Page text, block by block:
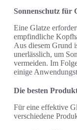
Sonnenschutz für
Eine Glatze
empfindliche
Aus diesem Grund
unerlässlich, um
vermeiden. Im
einige
Die besten
Für eine effektive
verschiedene